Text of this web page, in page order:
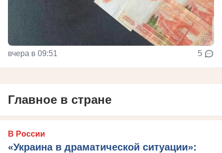
вчера в 09:51 5
Главное в стране
В России
«Украина в драматической ситуации»: